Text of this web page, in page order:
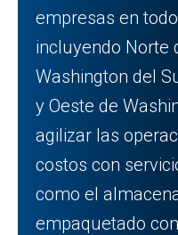
empresas en
incluyendo Norte
Washington del
y Oeste de
agilizar las
costos con
como el
empaquetado